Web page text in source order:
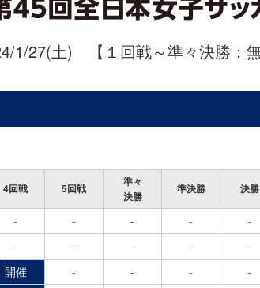
1/27(土) 【１回戦～準々決勝：
4回戦 5回戦
準々
決勝
準決勝 決勝
- - - -
-
- - - -
-
開催 - - -
-